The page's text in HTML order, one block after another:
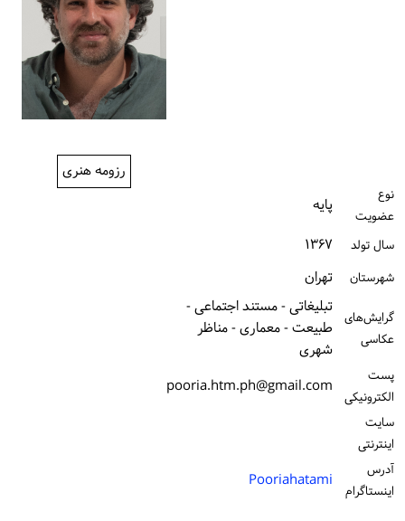
رزومه هنری
نوع
عضویت
پایه
سال تولد ۱۳۶۷
شهرستان تهران
گرایش‌های
عکاسی
تبلیغاتی - مستند اجتماعی -
طبیعت - معماری - مناظر
شهری
پست
الكترونیكی
pooria.htm.ph@gmail.com
سایت
اینترنتی
آدرس
اینستاگرام
Pooriahatami